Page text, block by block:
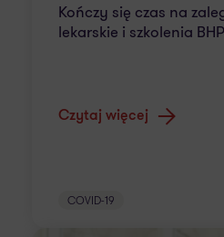
Kończy się czas na
lekarskie i szkolenia
Czytaj więcej
COVID-19